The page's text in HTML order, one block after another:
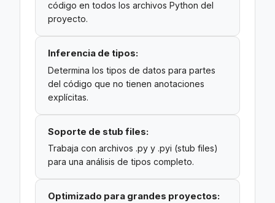
código en todos los archivos Python del
proyecto.
Inferencia de tipos:
Determina los tipos de datos para partes
del código que no tienen anotaciones
explícitas.
Soporte de stub files:
Trabaja con archivos .py y .pyi (stub files)
para una análisis de tipos completo.
Optimizado para grandes proyectos: